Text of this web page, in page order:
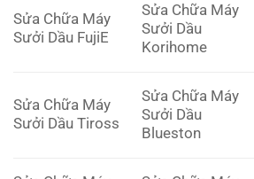
Sửa Chữa Máy
Sưởi Dầu FujiE
Sửa Chữa Máy
Sưởi Dầu
Korihome
Sửa Chữa Máy
Sưởi Dầu Tiross
Sửa Chữa Máy
Sưởi Dầu
Blueston